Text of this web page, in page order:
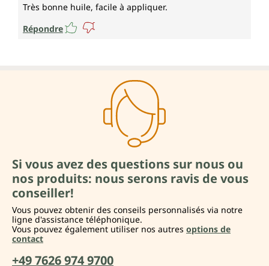
Très bonne huile, facile à appliquer.
Répondre
Si vous avez des questions sur nous ou
nos produits: nous serons ravis de vous
conseiller!
Vous pouvez obtenir des conseils personnalisés via notre
ligne d'assistance téléphonique.
Vous pouvez également utiliser nos autres options de
contact
+49 7626 974 9700